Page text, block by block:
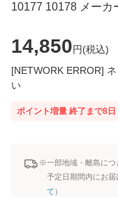
10177 10178 メーカ
14,850円(税込)
[NETWORK ERROR]
い
ポイント増量 終了まで8 日
※一部地域・離島につ
予定日期間内にお
て ）